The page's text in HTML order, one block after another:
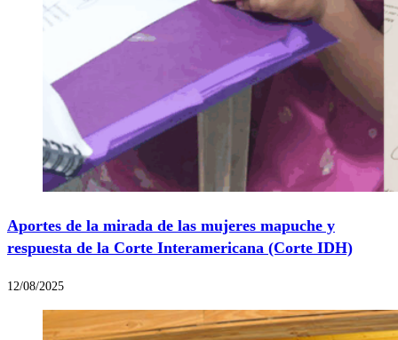
Aportes de la mirada de las mujeres mapuche y
respuesta de la Corte Interamericana (Corte IDH)
12/08/2025